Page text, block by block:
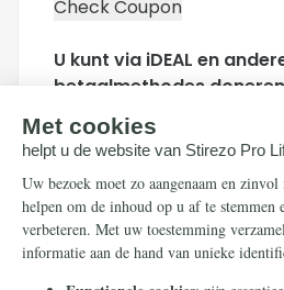
U kunt via iDEAL en
betaalmethodes
doorgeleid naar de
betaalpagina van Stripe
Houd mij per e-mail
acties van Stirezo Pro Life